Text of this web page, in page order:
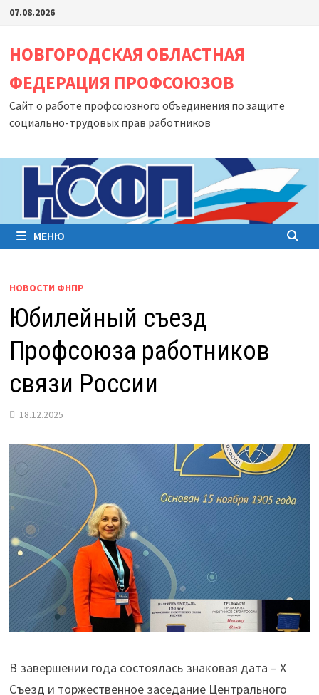
Перейти
содержимому
07.08.2026
НОВГОРОДСКАЯ ОБЛАСТНАЯ
ФЕДЕРАЦИЯ ПРОФСОЮЗОВ
Сайт о работе профсоюзного объединения по защите
социально-трудовых прав работников
МЕНЮ
НОВОСТИ ФНПР
Юбилейный съезд
Профсоюза работников
связи России
18.12.2025
В завершении года состоялась знаковая дата – X
Съезд и торжественное заседание Центрального